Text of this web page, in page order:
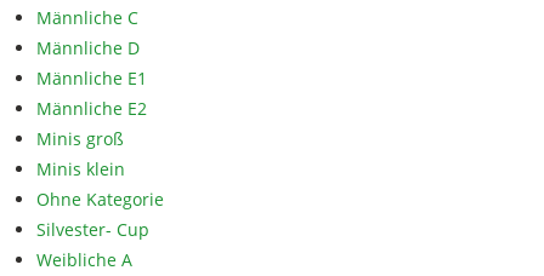
Männliche C
Männliche D
Männliche E1
Männliche E2
Minis groß
Minis klein
Ohne Kategorie
Silvester- Cup
Weibliche A